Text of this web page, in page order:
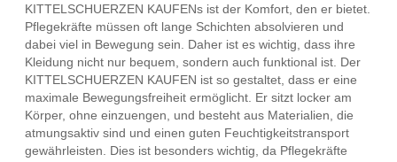
KITTELSCHUERZEN KAUFENs ist der Komfort, den er bietet.
Pflegekräfte müssen oft lange Schichten absolvieren und
dabei viel in Bewegung sein. Daher ist es wichtig, dass ihre
Kleidung nicht nur bequem, sondern auch funktional ist. Der
KITTELSCHUERZEN KAUFEN ist so gestaltet, dass er eine
maximale Bewegungsfreiheit ermöglicht. Er sitzt locker am
Körper, ohne einzuengen, und besteht aus Materialien, die
atmungsaktiv sind und einen guten Feuchtigkeitstransport
gewährleisten. Dies ist besonders wichtig, da Pflegekräfte